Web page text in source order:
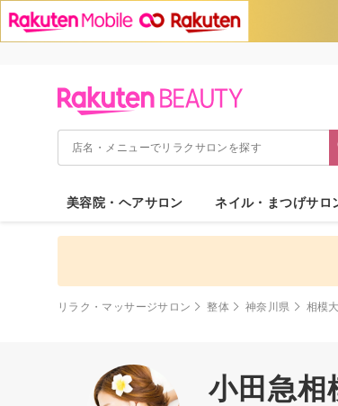
美容院・ヘアサロン ネイル・まつげサロ
リラク・マッサージサロン 整体 神奈川県 相模
小田急相